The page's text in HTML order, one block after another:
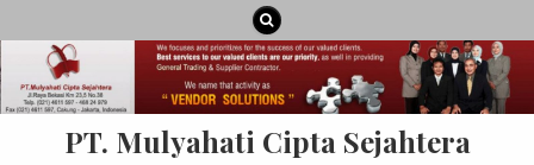
PT. Mulyahati Cipta Sejahtera